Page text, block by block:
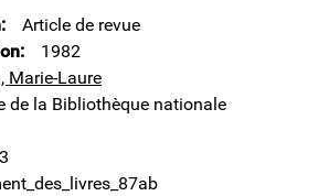
général
des
livres
imprimés
de
la
nationale'
des
Livres
imprimés.
Inventaire
général
Article de revue
1982
Marie-Laure
de la Bibliothèque nationale